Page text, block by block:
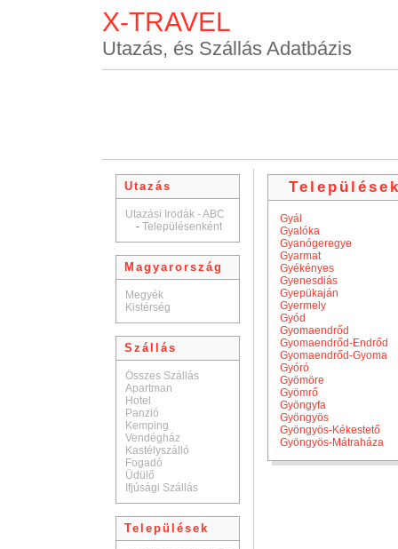
X-TRAVEL
Utazás, és Szállás Adatbázis
Utazás
Utazási Irodák - ABC
- Településenként
Magyarország
Megyék
Kistérség
Szállás
Összes Szállás
Apartman
Hotel
Panzió
Kemping
Vendégház
Kastélyszálló
Fogadó
Üdülő
Ifjúsági Szállás
Települések
Gyál
Gyalóka
Gyanógeregye
Gyarmat
Gyékényes
Gyenesdiás
Gyepükaján
Gyermely
Gyód
Gyomaendrőd
Gyomaendrőd-Endrőd
Gyomaendrőd-Gyoma
Gyóró
Gyömöre
Gyömrő
Gyöngyfa
Gyöngyös
Gyöngyös-Kékestető
Gyöngyös-Mátraháza